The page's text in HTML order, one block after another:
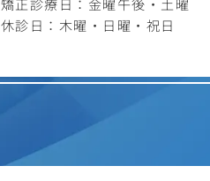
矯正診療日：金曜午後・土曜
休診日：木曜・日曜・祝日